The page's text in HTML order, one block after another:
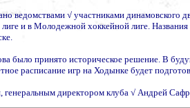
ведомствами √ участниками
и в Молодежной хоккейной лиге.
было принято историческое решение. В
расписание игр на Ходынке будет
директором клуба √ Андрей